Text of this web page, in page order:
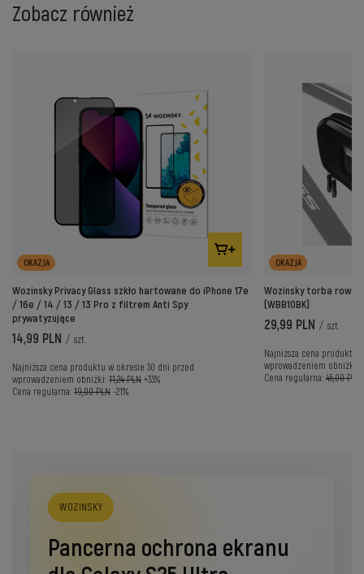
Zobacz również
OKAZJA
Wozinsky Privacy Glass szkło hartowane do iPhone 17e
/ 16e / 14 / 13 / 13 Pro z filtrem Anti Spy
prywatyzujące
14,99 PLN / szt.
Najniższa cena produktu w okresie 30 dni przed
wprowadzeniem obniżki: 11,24 PLN +33%
Cena regularna: 19,00 PLN -21%
OKAZJA
Wozinsky torba
(WBB10BK)
29,99 PLN / szt.
Najniższa cena produktu
wprowadzeniem obniżki:
Cena regularna: 45,00 PLN
WOZINSKY
Pancerna ochrona ekranu